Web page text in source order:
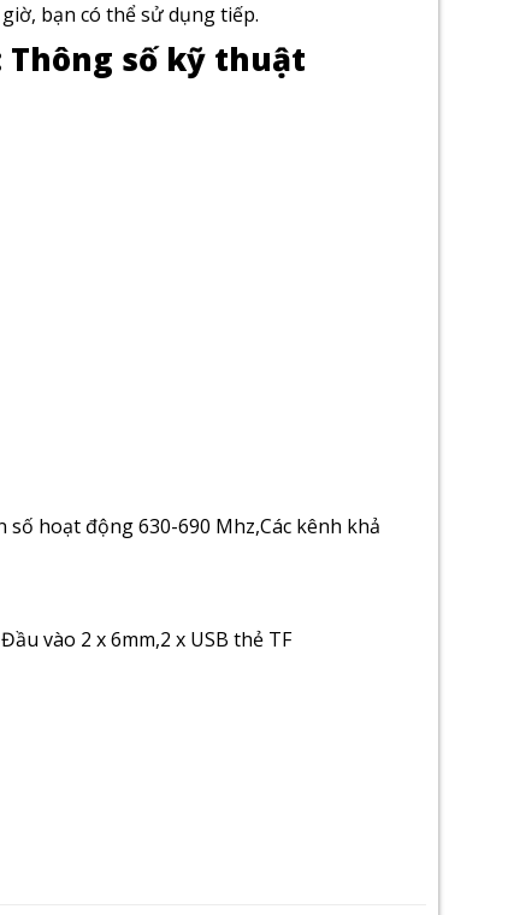
bạn có thể sử dụng tiếp.
Thông số kỹ thuật
hoạt động 630-690 Mhz,Các kênh khả
vào 2 x 6mm,2 x USB thẻ TF